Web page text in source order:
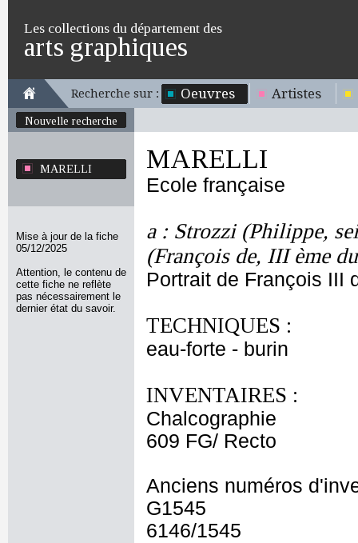
Les collections du département des
arts graphiques
Recherche sur : Oeuvres Artistes
Nouvelle recherche
MARELLI
Mise à jour de la fiche
05/12/2025
Attention, le contenu de
cette fiche ne reflète
pas nécessairement le
dernier état du savoir.
MARELLI
Ecole française
a : Strozzi (Philippe,
(François de, III ème
Portrait de François III
TECHNIQUES :
eau-forte - burin
INVENTAIRES :
Chalcographie
609 FG/ Recto
Anciens numéros
G1545
6146/1545